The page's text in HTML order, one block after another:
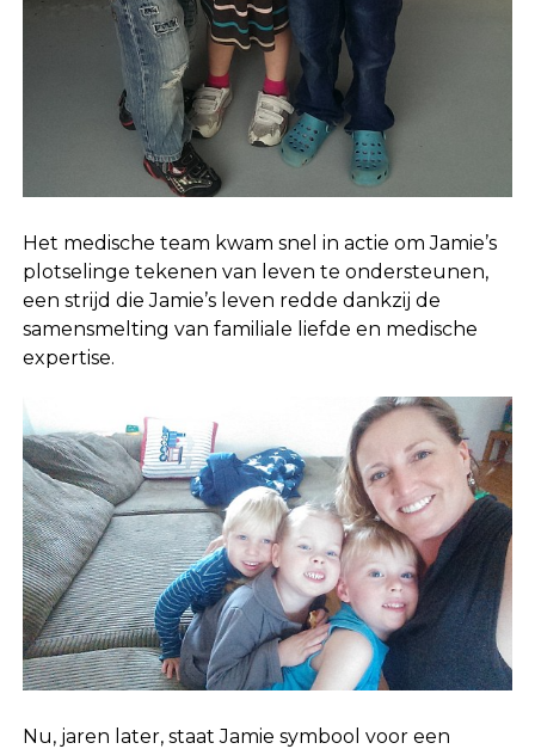
Het medische team kwam snel in actie om Jamie’s
plotselinge tekenen van leven te ondersteunen,
een strijd die Jamie’s leven redde dankzij de
samensmelting van familiale liefde en medische
expertise.
Nu, jaren later, staat Jamie symbool voor een